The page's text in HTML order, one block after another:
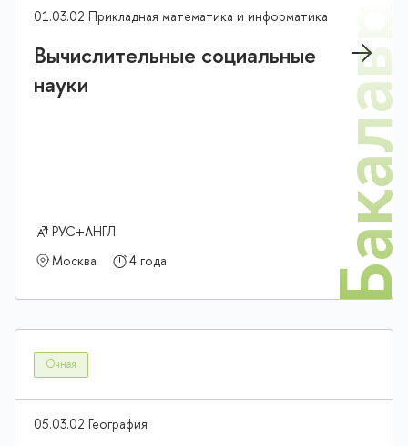
01.03.02 Прикладная математика и информатика
Вычислительные социальные
науки
РУС+АНГЛ
Москва
4 года
Очная
05.03.02 География